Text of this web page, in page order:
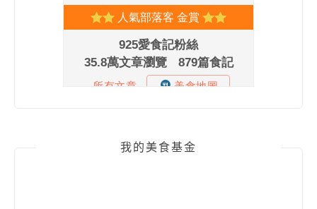
我的美食基金